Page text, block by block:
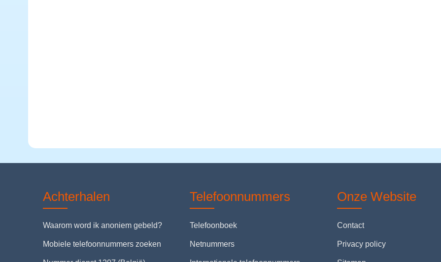
Achterhalen
Waarom word ik anoniem gebeld?
Mobiele telefoonnummers zoeken
Telefoonnummers
Telefoonboek
Netnummers
Onze Website
Contact
Privacy policy